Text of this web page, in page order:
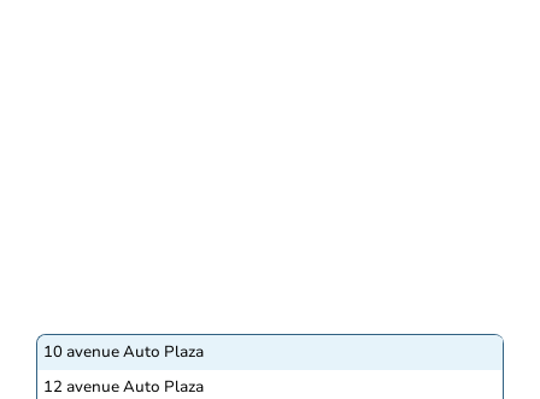
10 avenue Auto Plaza
12 avenue Auto Plaza